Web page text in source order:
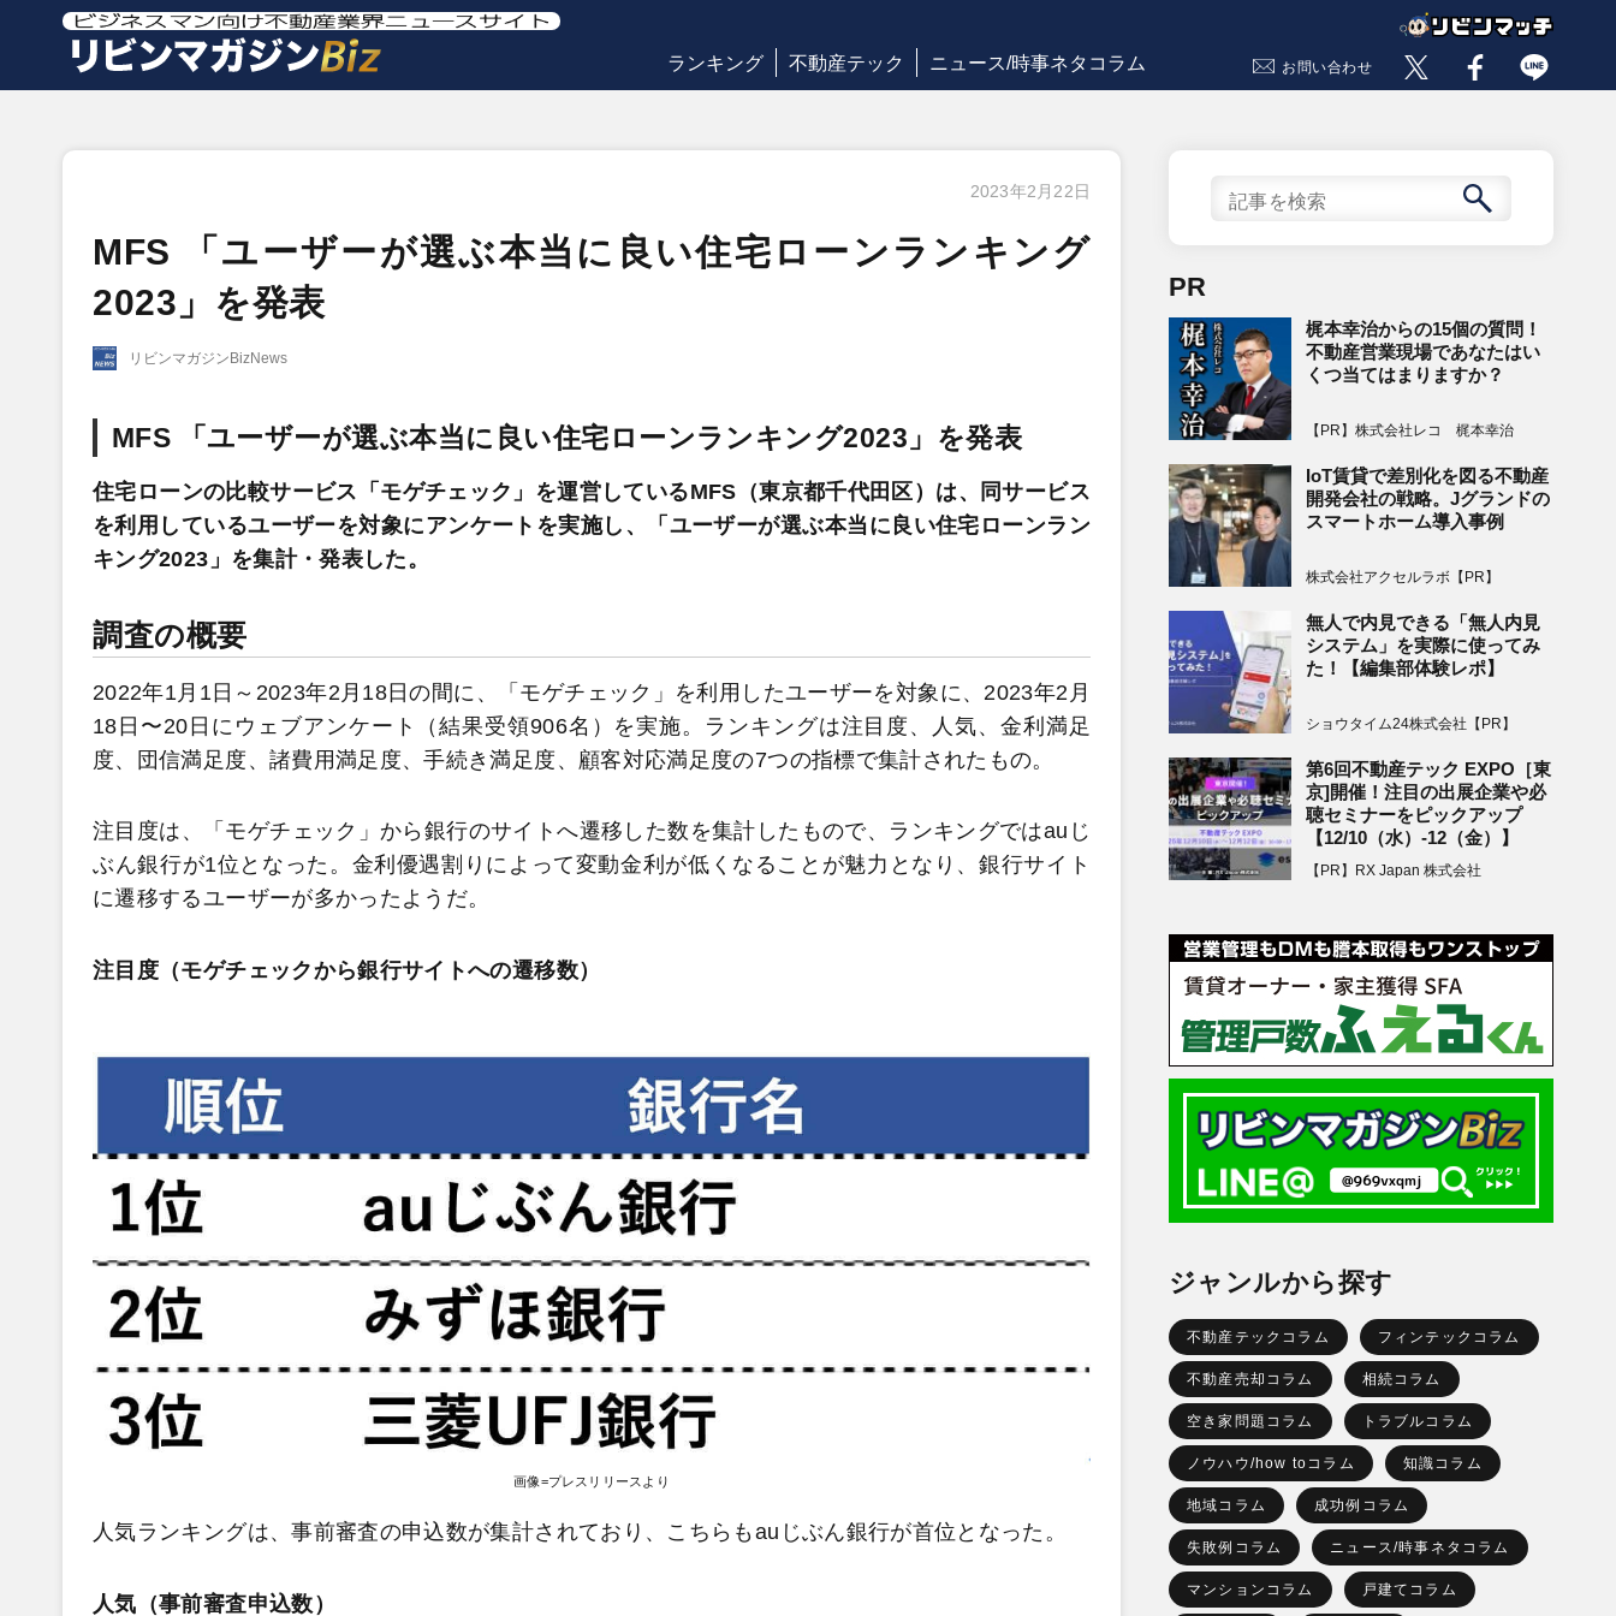
ランキング 不動産テック ニュース/時事ネタコラム お問い合わせ
2023年2月22日
MFS 「ユーザーが選ぶ本当に良い住宅ローンランキング
2023」を発表
リビンマガジンBizNews
MFS 「ユーザーが選ぶ本当に良い住宅ローンランキング2023」を発表
住宅ローンの比較サービス「モゲチェック」を運営しているMFS（東京都千代田区）は、同サービス
を利用しているユーザーを対象にアンケートを実施し、「ユーザーが選ぶ本当に良い住宅ローンラン
キング2023」を集計・発表した。
調査の概要
2022年1月1日～2023年2月18日の間に、「モゲチェック」を利用したユーザーを対象に、2023年2月
18日〜20日にウェブアンケート（結果受領906名）を実施。ランキングは注目度、人気、金利満足
度、団信満足度、諸費用満足度、手続き満足度、顧客対応満足度の7つの指標で集計されたもの。
注目度は、「モゲチェック」から銀行のサイトへ遷移した数を集計したもので、ランキングではauじ
ぶん銀行が1位となった。金利優遇割りによって変動金利が低くなることが魅力となり、銀行サイト
に遷移するユーザーが多かったようだ。
注目度（モゲチェックから銀行サイトへの遷移数）
画像=プレスリリースより
人気ランキングは、事前審査の申込数が集計されており、こちらもauじぶん銀行が首位となった。
人気（事前審査申込数）
PR
梶本幸治からの15個の質問！
不動産営業現場であなたはい
くつ当てはまりますか？
【PR】株式会社レコ 梶本幸治
IoT賃貸で差別化を図る不動産
開発会社の戦略。Jグランドの
スマートホーム導入事例
株式会社アクセルラボ【PR】
無人で内見できる「無人内見
システム」を実際に使ってみ
た！【編集部体験レポ】
ショウタイム24株式会社【PR】
第6回不動産テック EXPO［東
京]開催！注目の出展企業や必
聴セミナーをピックアップ
【12/10（水）-12（金）】
【PR】RX Japan 株式会社
ジャンルから探す
不動産テックコラム フィンテックコラム
不動産売却コラム 相続コラム
空き家問題コラム トラブルコラム
ノウハウ/how toコラム 知識コラム
地域コラム 成功例コラム
失敗例コラム ニュース/時事ネタコラム
マンションコラム 戸建てコラム